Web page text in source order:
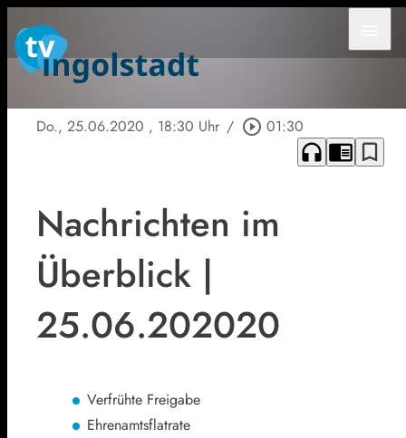
Do., 25.06.2020 , 18:30 Uhr / play_circle_outline 01:30
headphones chrome_reader_mode bookmark_border
Nachrichten im
Überblick |
25.06.202020
Verfrühte Freigabe
Ehrenamtsflatrate